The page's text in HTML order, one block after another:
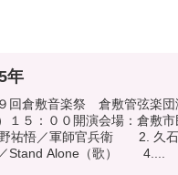
年
回倉敷音楽祭 倉敷管弦楽団
）１５：００開演会場：倉
祐悟／軍師官兵衛 2. 久
Stand Alone（歌） 4....